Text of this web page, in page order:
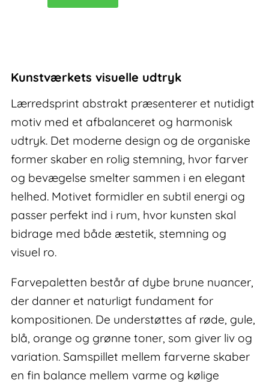
abstrakt
Kunstværkets visuelle udtryk
Lærredsprint abstrakt præsenterer et nutidigt
motiv med et afbalanceret og harmonisk
udtryk. Det moderne design og de organiske
former skaber en rolig stemning, hvor farver
og bevægelse smelter sammen i en elegant
helhed. Motivet formidler en subtil energi og
passer perfekt ind i rum, hvor kunsten skal
bidrage med både æstetik, stemning og
visuel ro.
Farvepaletten består af dybe brune nuancer,
der danner et naturligt fundament for
kompositionen. De understøttes af røde, gule,
blå, orange og grønne toner, som giver liv og
variation. Samspillet mellem farverne skaber
en fin balance mellem varme og kølige